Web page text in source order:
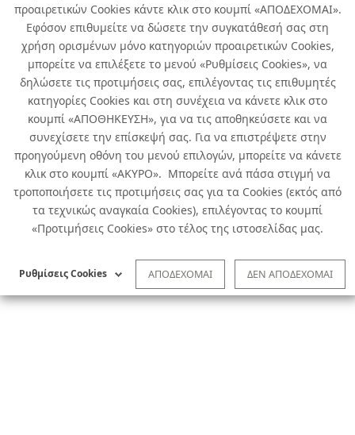
προαιρετικών Cookies κάντε κλικ στο κουμπί «ΑΠΟΔΕΧΟΜΑΙ».
Εφόσον επιθυμείτε να δώσετε την συγκατάθεσή σας στη
χρήση ορισμένων μόνο κατηγοριών προαιρετικών Cookies,
μπορείτε να επιλέξετε το μενού «Ρυθμίσεις Cookies», να
δηλώσετε τις προτιμήσεις σας, επιλέγοντας τις επιθυμητές
κατηγορίες Cookies και στη συνέχεια να κάνετε κλικ στο
κουμπί «ΑΠΟΘΗΚΕΥΣΗ», για να τις αποθηκεύσετε και να
συνεχίσετε την επίσκεψή σας. Για να επιστρέψετε στην
προηγούμενη οθόνη του μενού επιλογών, μπορείτε να κάνετε
κλικ στο κουμπί «ΑΚΥΡΟ». Μπορείτε ανά πάσα στιγμή να
τροποποιήσετε τις προτιμήσεις σας για τα Cookies (εκτός από
τα τεχνικώς αναγκαία Cookies), επιλέγοντας το κουμπί
«Προτιμήσεις Cookies» στο τέλος της ιστοσελίδας μας.
ΔΕΝ ΑΠΟΔΕΧΟΜΑΙ
ΑΠΟΔΕΧΟΜΑΙ
Ρυθμίσεις Cookies